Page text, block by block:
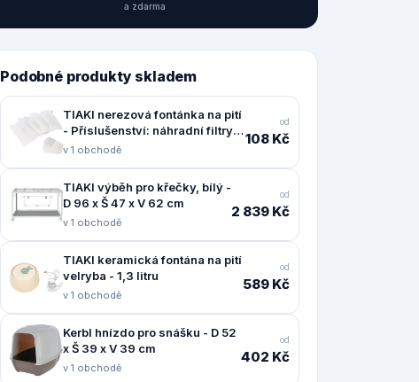
a zdarma
Podobné produkty skladem
TIAKI nerezová fontánka na pití
- Příslušenství: náhradní filtry
(6 kusů)
v 1 obchodě
od
108 Kč
TIAKI výběh pro křečky, bílý -
D 96 x Š 47 x V 62 cm
v 1 obchodě
od
2 839 Kč
TIAKI keramická fontána na pití
velryba - 1,3 litru
v 1 obchodě
od
589 Kč
Kerbl hnízdo pro snášku - D 52
x Š 39 x V 39 cm
v 1 obchodě
od
402 Kč